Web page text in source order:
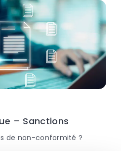
– Sanctions
de non-conformité ?